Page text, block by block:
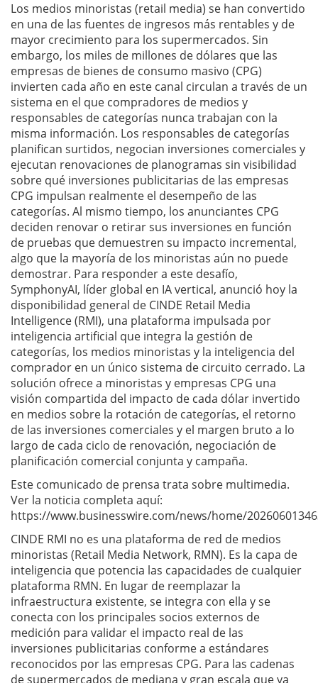
Los medios minoristas (retail media) se han convertido
en una de las fuentes de ingresos más rentables y de
mayor crecimiento para los supermercados. Sin
embargo, los miles de millones de dólares que las
empresas de bienes de consumo masivo (CPG)
invierten cada año en este canal circulan a través de un
sistema en el que compradores de medios y
responsables de categorías nunca trabajan con la
misma información. Los responsables de categorías
planifican surtidos, negocian inversiones comerciales y
ejecutan renovaciones de planogramas sin visibilidad
sobre qué inversiones publicitarias de las empresas
CPG impulsan realmente el desempeño de las
categorías. Al mismo tiempo, los anunciantes CPG
deciden renovar o retirar sus inversiones en función
de pruebas que demuestren su impacto incremental,
algo que la mayoría de los minoristas aún no puede
demostrar. Para responder a este desafío,
SymphonyAI, líder global en IA vertical, anunció hoy la
disponibilidad general de CINDE Retail Media
Intelligence (RMI), una plataforma impulsada por
inteligencia artificial que integra la gestión de
categorías, los medios minoristas y la inteligencia del
comprador en un único sistema de circuito cerrado. La
solución ofrece a minoristas y empresas CPG una
visión compartida del impacto de cada dólar invertido
en medios sobre la rotación de categorías, el retorno
de las inversiones comerciales y el margen bruto a lo
largo de cada ciclo de renovación, negociación de
planificación comercial conjunta y campaña.
Este comunicado de prensa trata sobre multimedia.
Ver la noticia completa aquí:
https://www.businesswire.com/news/home/
CINDE RMI no es una plataforma de red de medios
minoristas (Retail Media Network, RMN). Es la capa de
inteligencia que potencia las capacidades de cualquier
plataforma RMN. En lugar de reemplazar la
infraestructura existente, se integra con ella y se
conecta con los principales socios externos de
medición para validar el impacto real de las
inversiones publicitarias conforme a estándares
reconocidos por las empresas CPG. Para las cadenas
de supermercados de mediana y gran escala que ya